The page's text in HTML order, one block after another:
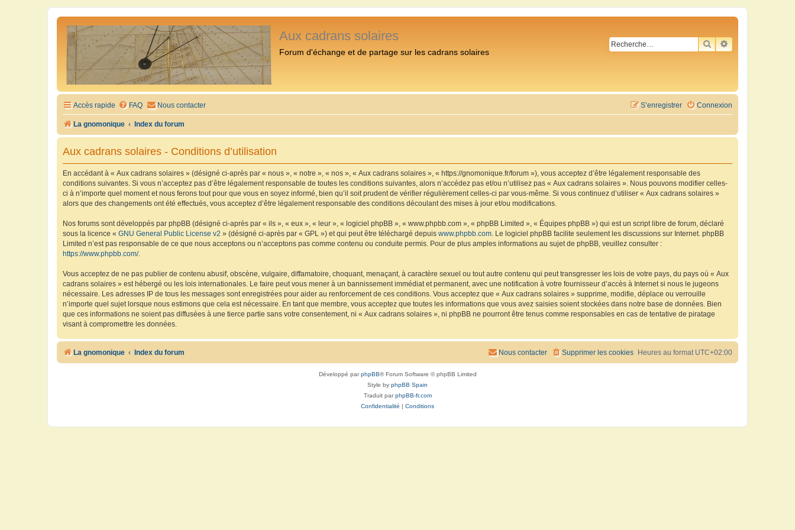
Aux cadrans solaires
Forum d'échange et de partage sur les cadrans solaires
RECHERCHER
RECHERCHE
Accès rapide FAQ Nous contacter Connexion
S’enregistrer
La gnomonique Index du forum
Aux cadrans solaires - Conditions d’utilisation
En accédant à « Aux cadrans solaires » (désigné ci-après par « nous », « notre », « nos », « Aux cadrans solaires », « https://gnomonique.fr/forum »), vous acceptez d’être légalement responsable des
conditions suivantes. Si vous n’acceptez pas d’être légalement responsable de toutes les conditions suivantes, alors n’accédez pas et/ou n’utilisez pas « Aux cadrans solaires ». Nous pouvons modifier celles-
ci à n’importe quel moment et nous ferons tout pour que vous en soyez informé, bien qu’il soit prudent de vérifier régulièrement celles-ci par vous-même. Si vous continuez d’utiliser « Aux cadrans solaires »
alors que des changements ont été effectués, vous acceptez d’être légalement responsable des conditions découlant des mises à jour et/ou modifications.
Nos forums sont développés par phpBB (désigné ci-après par « ils », « eux », « leur », « logiciel phpBB », « www.phpbb.com », « phpBB Limited », « Équipes phpBB ») qui est un script libre de forum, déclaré
sous la licence « GNU General Public License v2 » (désigné ci-après par « GPL ») et qui peut être téléchargé depuis www.phpbb.com. Le logiciel phpBB facilite seulement les discussions sur Internet. phpBB
Limited n’est pas responsable de ce que nous acceptons ou n’acceptons pas comme contenu ou conduite permis. Pour de plus amples informations au sujet de phpBB, veuillez consulter :
https://www.phpbb.com/.
Vous acceptez de ne pas publier de contenu abusif, obscène, vulgaire, diffamatoire, choquant, menaçant, à caractère sexuel ou tout autre contenu qui peut transgresser les lois de votre pays, du pays où « Aux
cadrans solaires » est hébergé ou les lois internationales. Le faire peut vous mener à un bannissement immédiat et permanent, avec une notification à votre fournisseur d’accès à Internet si nous le jugeons
nécessaire. Les adresses IP de tous les messages sont enregistrées pour aider au renforcement de ces conditions. Vous acceptez que « Aux cadrans solaires » supprime, modifie, déplace ou verrouille
n’importe quel sujet lorsque nous estimons que cela est nécessaire. En tant que membre, vous acceptez que toutes les informations que vous avez saisies soient stockées dans notre base de données. Bien
que ces informations ne soient pas diffusées à une tierce partie sans votre consentement, ni « Aux cadrans solaires », ni phpBB ne pourront être tenus comme responsables en cas de tentative de piratage
visant à compromettre les données.
La gnomonique Index du forum Heures au format UTC+02:00
Supprimer les cookies
Nous contacter
Développé parphpBB® Forum Software © phpBB Limited
Style by phpBB Spain
Traduit parphpBB-fr.com
Confidentialité
Conditions